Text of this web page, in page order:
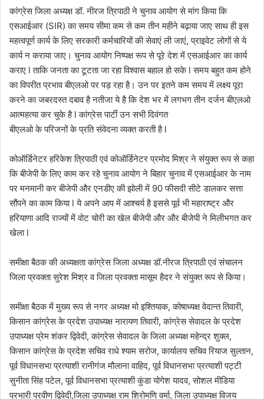
कांग्रेस जिला अध्यक्ष डॉ. नीरज त्रिपाठी ने चुनाव आयोग से मांग किया कि
एसआईआर (SIR) का समय सीमा कम से कम तीन महीने बढ़ाया जाए साथ ही इस
महत्वपूर्ण कार्य के लिए सरकारी कर्मचारियों की सेवाएं ली जाएं, प्राइवेट लोगों से ये
कार्य न कराया जाए। चुनाव आयोग निष्पक्ष रूप से पूरे देश में एसआईआर का कार्य
कराए l ताकि जनता का टूटता जा रहा विश्वास बहाल हो सके l समय बहुत कम होने
का विपरीत प्रभाव बीएलओ पर पड़ रहा है। उन पर इतने कम समय में लक्ष्य पूरा
करने का जबरदस्त दबाव है नतीजा ये है कि देश भर में लगभग तीन दर्जन बीएलओ
आत्महत्या कर चुके है l कांग्रेस पार्टी उन सभी दिवंगत
बीएलओ के परिजनों के प्रति संवेदना व्यक्त करती है l
कोऑर्डिनेटर हरिकेश त्रिपाठी एवं कोऑर्डिनेटर प्रमोद मिश्र ने संयुक्त रूप से कहा
कि बीजेपी के लिए काम कर रहे चुनाव आयोग ने बिहार चुनाव में एसआईआर के नाम
पर मनमानी कर बीजेपी और एनडीए की झोली में 90 फीसदी सीटे डालकर सत्ता
सौंपने का काम किया l ये अपने आप में आश्चर्य है इससे पूर्व भी महाराष्ट्र और
हरियाणा आदि राज्यों में वोट चोरी का खेल बीजेपी और और बीजेपी ने मिलीभगत कर
खेला l
समीक्षा बैठक की अध्यक्षता कांग्रेस जिला अध्यक्ष डॉ.नीरज त्रिपाठी एवं संचालन
जिला प्रवक्ता सुरेश मिश्र व जिला प्रवक्ता मासूम हैदर ने संयुक्त रूप से किया।
समीक्षा बैठक में मुख्य रूप से नगर अध्यक्ष मो इश्तियाक, कोषाध्यक्ष वेदान्त तिवारी,
किसान कांग्रेस के प्रदेश उपाध्यक्ष नारायण तिवारी, कांग्रेस सेवादल के प्रदेश
उपाध्यक्ष प्रेम शंकर द्विवेदी, कांग्रेस सेवादल के जिला अध्यक्ष महेन्द्र शुक्ल,
किसान कांग्रेस के प्रदेश सचिव राधे श्याम सरोज, कार्यालय सचिव रियाज सुल्तान,
पूर्व विधानसभा प्रत्याशी रानीगंज मौलाना वाहिद, पूर्व विधानसभा प्रत्याशी पट्टी
सुनीता सिंह पटेल, पूर्व विधानसभा प्रत्याशी कुंडा योगेश यादव, सोशल मीडिया
प्रभारी प्रवीण द्विवेदी,जिला उपाध्यक्ष राम शिरोमणि वर्मा, जिला उपाध्यक्ष विजय